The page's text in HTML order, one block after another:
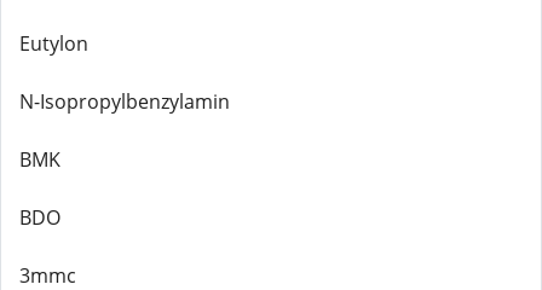
Eutylon
N-Isopropylbenzylamin
BMK
BDO
3mmc